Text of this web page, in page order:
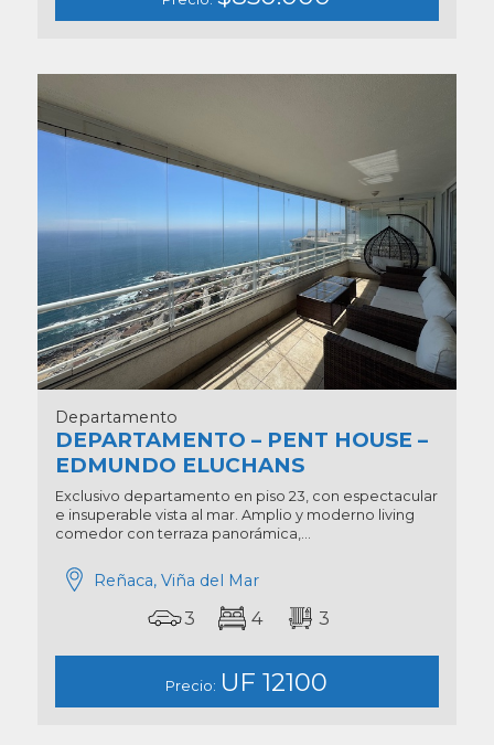
Departamento
DEPARTAMENTO – PENT HOUSE –
EDMUNDO ELUCHANS
Exclusivo departamento en piso 23, con espectacular
e insuperable vista al mar. Amplio y moderno living
comedor con terraza panorámica,...
Reñaca, Viña del Mar
3 4 3
Precio: UF 12100